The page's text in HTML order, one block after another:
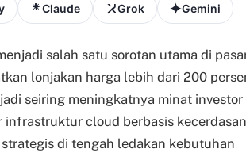
Claude Grok Gemini
salah satu sorotan utama di
lonjakan harga lebih dari 200
seiring meningkatnya minat investor
cloud berbasis kecerdasan
di tengah ledakan kebutuhan